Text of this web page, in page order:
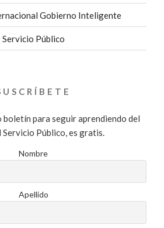
Gobierno Inteligente
Servicio Público
para seguir aprendiendo del
Servicio Público, es gratis.
Nombre
Apellido